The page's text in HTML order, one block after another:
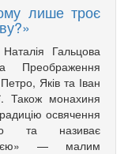
лише троє
Гальцова
Преображення
Яків та Іван
Також монахиня
освячення
та називає
— малим